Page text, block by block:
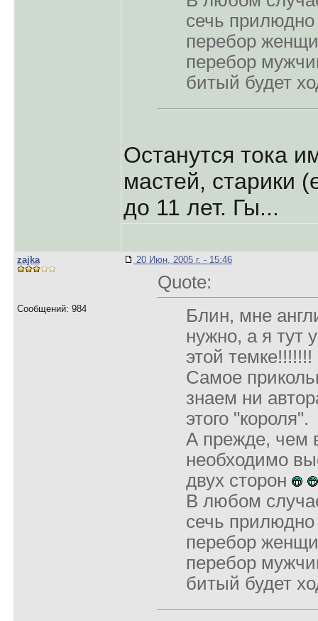
сечь
перебор
перебор
битый будет
Останутся тока
мастей, старики
до 11 лет. Гы...
zajka
Сообщений: 984
20 Июн, 2005 г. - 15:46
Quote:
Блин, мне
нужно, а я тут
этой темке!!!!!!!
Самое
знаем ни
этого "короля".
А прежде, чем
необходимо
двух сторон
В любом
сечь
перебор
перебор
битый будет